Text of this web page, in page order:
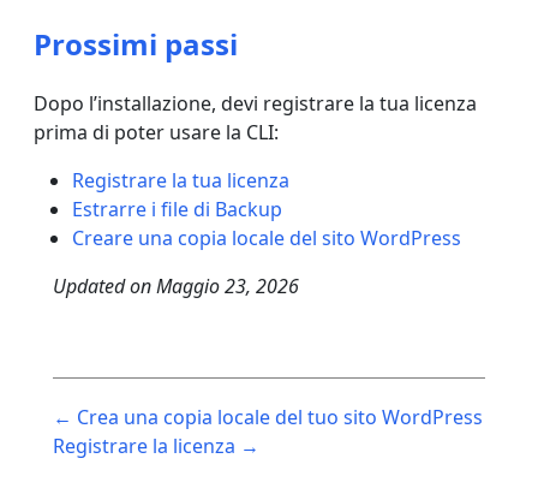
Prossimi passi
Dopo l’installazione, devi registrare la tua licenza
prima di poter usare la CLI:
Registrare la tua licenza
Estrarre i file di Backup
Creare una copia locale del sito WordPress
Updated onMaggio 23, 2026
navigation
← Crea una copia locale del tuo sito WordPress
Registrare la licenza →